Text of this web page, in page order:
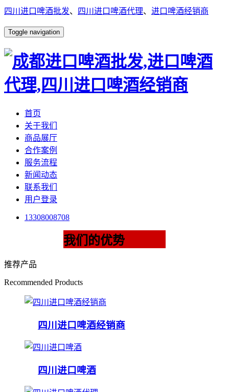
四川进口啤酒批发、 四川进口啤酒代理、 进口啤酒经销商
Toggle navigation
首页
关于我们
商品展厅
合作案例
服务流程
新闻动态
联系我们
用户登录
13308008708
我们的优势
推荐产品
Recommended Products
四川进口啤酒经销商
四川进口啤酒